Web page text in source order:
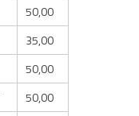
50,00
35,00
50,00
50,00